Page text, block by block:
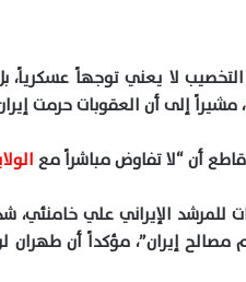
لا يعني توجهاً عسكرياً،
، مشيراً إلى أن العقوبات حرمت
أن “لا تفاوض مباشراً مع
للمرشد الإيراني علي
إيران”، مؤكداً أن طهران